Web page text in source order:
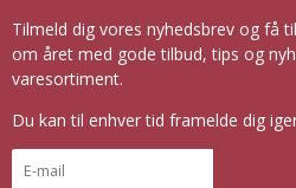
Tilmeld dig vores nyhedsbrev og få
om året med gode tilbud, tips og
varesortiment.
Du kan til enhver tid framelde dig